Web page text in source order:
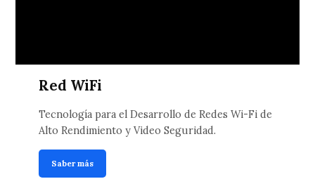
Red WiFi
Tecnología para el Desarrollo de Redes Wi-Fi de
Alto Rendimiento y Video Seguridad.
Saber más